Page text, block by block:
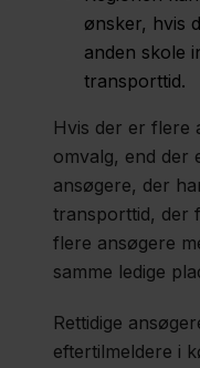
ønsker, hvis
anden skole
transporttid.
Hvis der er flere
omvalg, end der
ansøgere, der
transporttid, der
flere ansøgere
samme ledige
Rettidige
eftertilmeldere i